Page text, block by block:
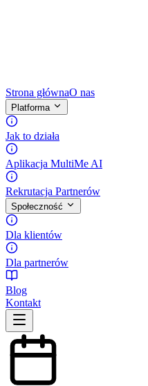
Strona głównaO nas
Platforma
Jak to działa
Aplikacja MultiMe AI
Rekrutacja Partnerów
Społeczność
Dla klientów
Dla partnerów
Blog
Kontakt